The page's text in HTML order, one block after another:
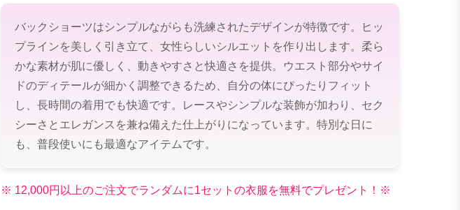
バックショーツはシンプルながらも洗練されたデザインが特徴です。ヒッ
プラインを美しく引き立て、女性らしいシルエットを作り出します。柔ら
かな素材が肌に優しく、動きやすさと快適さを提供。ウエスト部分やサイ
ドのディテールが細かく調整できるため、自分の体にぴったりフィット
し、長時間の着用でも快適です。レースやシンプルな装飾が加わり、セク
シーさとエレガンスを兼ね備えた仕上がりになっています。特別な日に
も、普段使いにも最適なアイテムです。
※ 12,000円以上のご注文でランダムに1セットの衣服を無料でプレゼント！※